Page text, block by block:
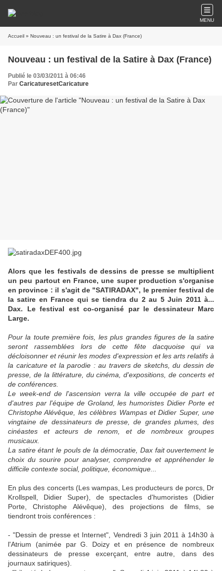
MENU
Accueil » Nouveau : un festival de la Satire à Dax (France)
Nouveau : un festival de la Satire à Dax (France)
Publié le 03/03/2011 à 06:46
Par CaricaturesetCaricature
Alors que les festivals de dessins de presse se multiplient
un peu partout en France, une super production s'organise
en province : il s'agit de "SATIRADAX", le premier festival de
la satire en France qui se tiendra du 2 au 5 Juin 2011 à...
Dax. Le festival est co-organisé par le dessinateur Marc
Large.
Pour la toute première fois, les plus grandes figures de la satire
seront rassemblées lors de cette fête dacquoise qui va
décloisonner et réunir les modes d'expression et les arts relatifs à
la caricature et la parodie : au travers de sketchs, du dessin de
presse, de la littérature, du cinéma, d'expositions, de concerts et
de conférences.
Le week-end de l'ascension verra la ville occupée de part et
d'autres par l'équipe de Groland, les humoristes Didier Porte et
Christophe Alévêque, les célèbres Wampas et Didier Super, une
vingtaine de dessinateurs de presse, de grandes plumes, des
cinéastes et acteurs de renom, et de nombreux groupes
musicaux.
La satire étant le pouls de la démocratie, Dax fait ouvertement le
choix du sourire pour analyser, comprendre et appréhender le
difficile contexte social, politique, économique...
En plus des concerts (Les wampas, Les producteurs de porcs, Dr
Krollspell, Didier Super), de spectacles d'humoristes (Didier
Porte, Christophe Alévêque), des projections de films, se
tiendront trois conférences :
- "Dessin de presse et Internet", Vendredi 3 juin 2011 à 14h30 à
l'Atrium (animée par G. Doizy et en présence de nombreux
dessinateurs de presse excerçant, entre autre, dans des
journaux satiriques).